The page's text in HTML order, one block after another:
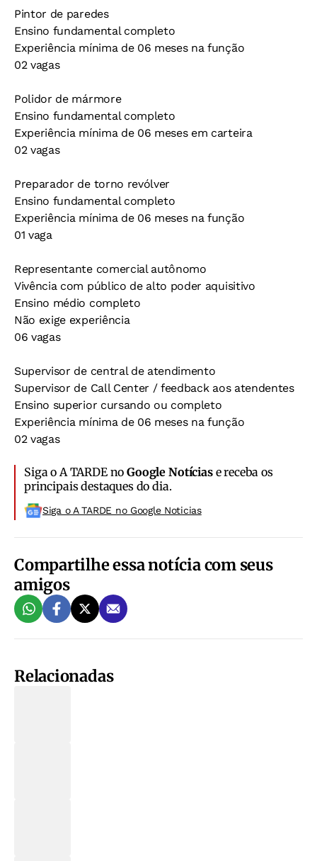
Pintor de paredes
Ensino fundamental completo
Experiência mínima de 06 meses na função
02 vagas
Polidor de mármore
Ensino fundamental completo
Experiência mínima de 06 meses em carteira
02 vagas
Preparador de torno revólver
Ensino fundamental completo
Experiência mínima de 06 meses na função
01 vaga
Representante comercial autônomo
Vivência com público de alto poder aquisitivo
Ensino médio completo
Não exige experiência
06 vagas
Supervisor de central de atendimento
Supervisor de Call Center / feedback aos atendentes
Ensino superior cursando ou completo
Experiência mínima de 06 meses na função
02 vagas
Siga o A TARDE noGoogle Notíciase receba os
principais destaques do dia.
Siga o A TARDE no Google Noticias
Compartilhe essa notícia com seus
amigos
Relacionadas